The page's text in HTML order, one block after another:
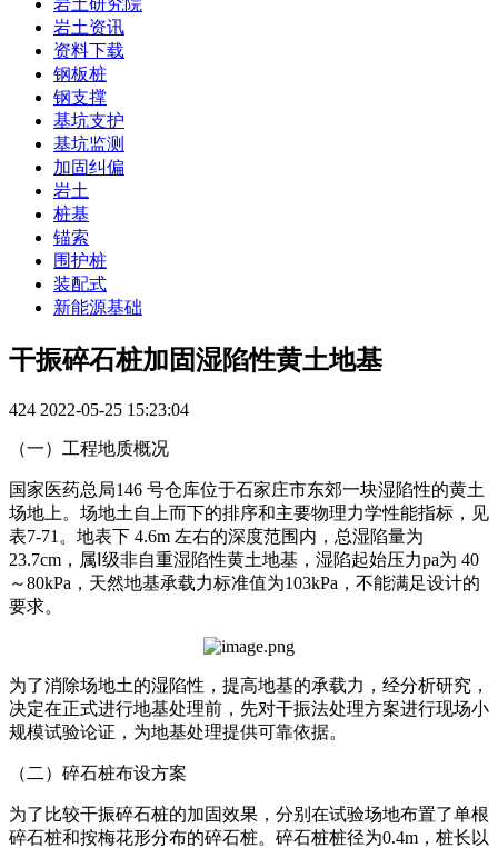
岩土研究院
岩土资讯
资料下载
钢板桩
钢支撑
基坑支护
基坑监测
加固纠偏
岩土
桩基
锚索
围护桩
装配式
新能源基础
干振碎石桩加固湿陷性黄土地基
424 2022-05-25 15:23:04
（一）工程地质概况
国家医药总局146 号仓库位于石家庄市东郊一块湿陷性的黄土
场地上。场地土自上而下的排序和主要物理力学性能指标，见
表7-71。地表下 4.6m 左右的深度范围内，总湿陷量为
23.7cm，属Ⅰ级非自重湿陷性黄土地基，湿陷起始压力pa为 40
～80kPa，天然地基承载力标准值为103kPa，不能满足设计的
要求。
为了消除场地土的湿陷性，提高地基的承载力，经分析研究，
决定在正式进行地基处理前，先对干振法处理方案进行现场小
规模试验论证，为地基处理提供可靠依据。
（二）碎石桩布设方案
为了比较干振碎石桩的加固效果，分别在试验场地布置了单根
碎石桩和按梅花形分布的碎石桩。碎石桩桩径为0.4m，桩长以